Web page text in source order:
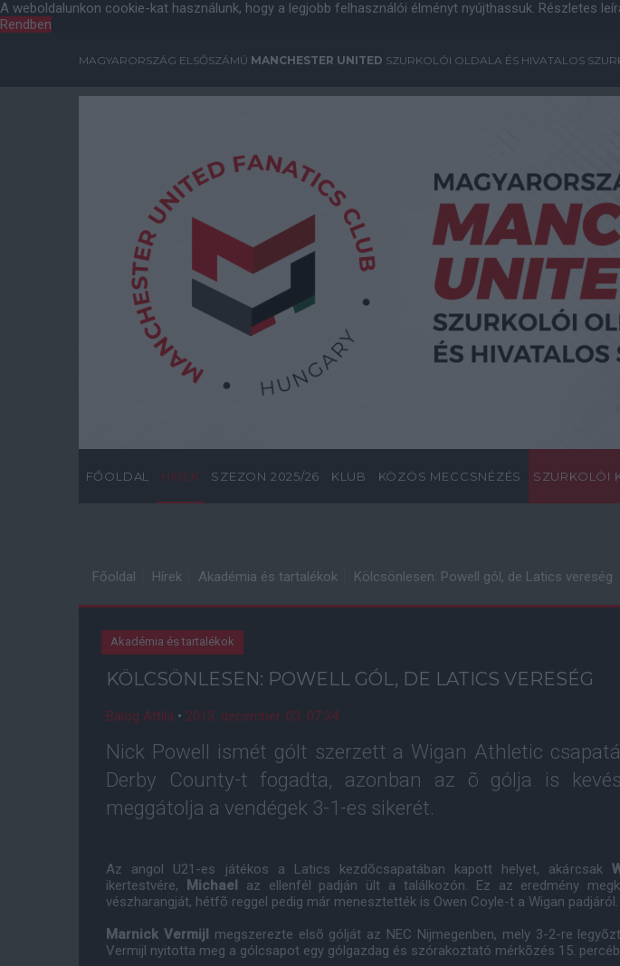
A weboldalunkon cookie-kat használunk, hogy a legjobb felhasználói élményt nyújthassuk. Részletes
Rendben
MAGYARORSZÁG ELSŐSZÁMÚ MANCHESTER UNITED SZURKOLÓI OLDALA ÉS HIVATALOS
FŐOLDAL HÍREK SZEZON 2025/26 KLUB KÖZÖS MECCSNÉZÉS SZURKOLÓI
Főoldal Hírek Akadémia és tartalékok Kölcsönlesen: Powell gól, de Latics vereség
Akadémia és tartalékok
KÖLCSÖNLESEN: POWELL GÓL, DE LATICS VERESÉG
Balog Attila • 2013. december. 03. 07:34
Nick Powell ismét gólt szerzett a Wigan Athletic
Derby County-t fogadta, azonban az õ gólja is
meggátolja a vendégek 3-1-es sikerét.
Az angol U21-es játékos a Latics kezdõcsapatában kapott helyet, akárcsak
ikertestvére,
Michael
az ellenfél padján ült a találkozón. Ez az eredmény
vészharangját, hétfõ reggel pedig már menesztették is Owen Coyle-t a Wigan padjáról.
Marnick Vermijl
megszerezte elsõ gólját az NEC Nijmegenben, mely 3-2-re
Vermijl nyitotta meg a gólcsapot egy gólgazdag és szórakoztató mérkõzés 15.